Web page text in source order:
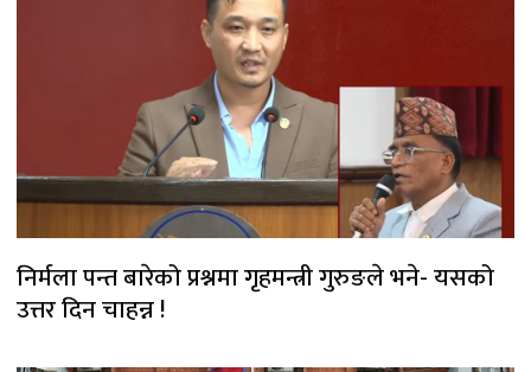
निर्मला पन्त बारेको प्रश्नमा गृहमन्त्री गुरुङले भने- यसको
उत्तर दिन चाहन्न !